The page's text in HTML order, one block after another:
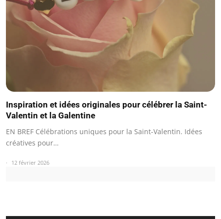
Inspiration et idées originales pour célébrer la Saint-
Valentin et la Galentine
EN BREF Célébrations uniques pour la Saint-Valentin. Idées
créatives pour…
12 février 2026